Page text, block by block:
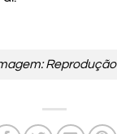
Reprodução